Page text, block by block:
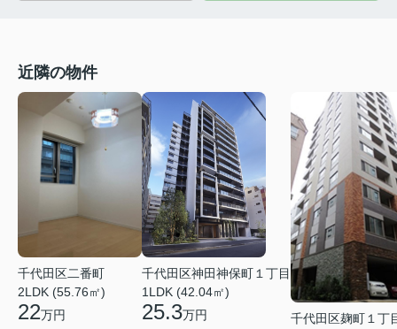
近隣の物件
千代田区二番町
2LDK (55.76㎡)
22万円
千代田区神田神保町１丁目
1LDK (42.04㎡)
25.3万円
千代田区麹町１丁